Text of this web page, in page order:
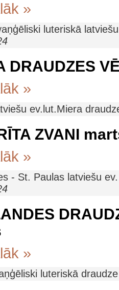
»
luteriskā
DRAUDZES
»
ev.lut.Miera
ZVANI
»
- St. Paulas latviešu
»
luteriskā